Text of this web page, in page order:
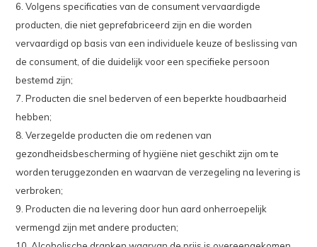
6. Volgens specificaties van de consument vervaardigde
producten, die niet geprefabriceerd zijn en die worden
vervaardigd op basis van een individuele keuze of beslissing van
de consument, of die duidelijk voor een specifieke persoon
bestemd zijn;
7. Producten die snel bederven of een beperkte houdbaarheid
hebben;
8. Verzegelde producten die om redenen van
gezondheidsbescherming of hygiëne niet geschikt zijn om te
worden teruggezonden en waarvan de verzegeling na levering is
verbroken;
9. Producten die na levering door hun aard onherroepelijk
vermengd zijn met andere producten;